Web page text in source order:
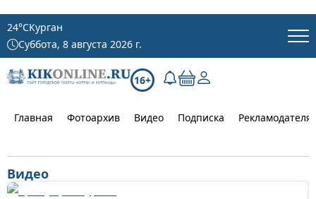
24°CКурган
Суббота, 8 августа 2026 г.
16+
Главная Фотоархив Видео Подписка
Видео